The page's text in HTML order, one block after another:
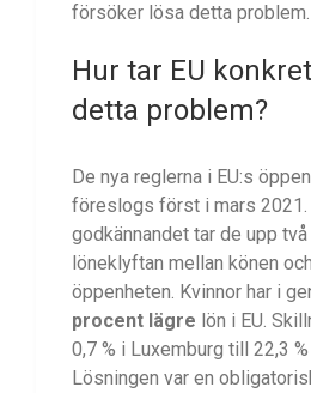
försöker lösa detta problem.
Hur tar EU
detta problem?
De nya reglerna i EU:s
föreslogs först i mars
godkännandet tar de upp
löneklyftan mellan könen
öppenheten. Kvinnor har i
procent lägre lön i EU.
0,7 % i Luxemburg till 22,3
Lösningen var en